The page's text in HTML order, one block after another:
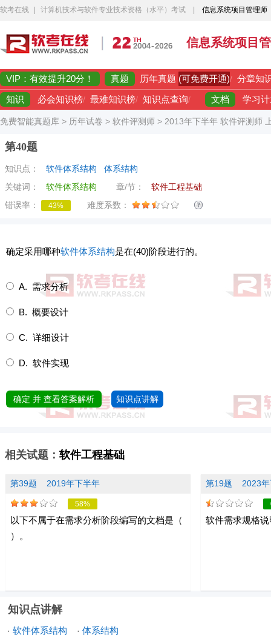
软考在线 计算机技术与软件专业技术资格（水平）考试 信息系统项目管理师
信息系统项目
VIP：有效提升20分！ 真题 历年真题 (可免费开通)/ 分章知
知识 必会知识榜/ 最难知识榜/ 知识点查询/ 文档 学习
免费智能真题库 > 历年试卷 > 软件评测师 > 2013年下半年 软件评测师
第40题
知识点： 软件体系结构
体系结构
关键词：
软件体系结构 章/节：
软件工程基础
错误率：
43% 难度系数：
确定采用哪种软件体系结构是在(40)阶段进行的。
A. 需求分析
B. 概要设计
C. 详细设计
D. 软件实现
确定 并 查看答案解析 知识点讲解
相关试题： 软件工程基础
第39题 2019年下半年
58%
以下不属于在需求分析阶段编写的文档是（
）。
第19题 2023
软件需求规格
知识点讲解
· 软件体系结构 · 体系结构